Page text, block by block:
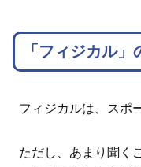
「フィジカル
フィジカルは、スポ
ただし、あまり聞く